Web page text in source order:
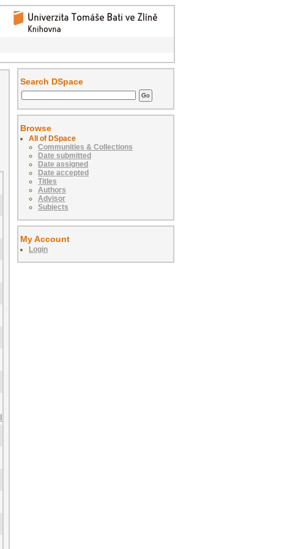
Search DSpace
Browse
All of DSpace
Communities & Collections
Date submitted
Date assigned
Date accepted
Titles
Authors
Advisor
Subjects
My Account
Login